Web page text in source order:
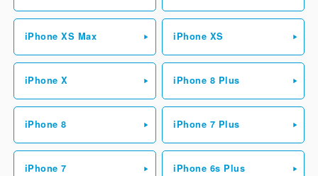
iPhone XS Max iPhone XS
iPhone X iPhone 8 Plus
iPhone 8 iPhone 7 Plus
iPhone 7 iPhone 6s Plus